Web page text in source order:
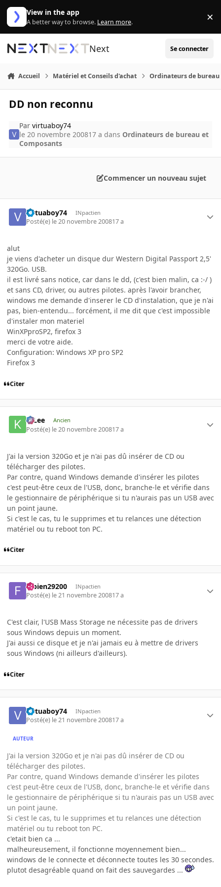
Aller au contenu
View in the app
A better way to browse. Learn more. ×
Next Se connecter
Accueil Matériel et Conseils d'achat Ordinateurs de bureau
DD non reconnu
Parvirtuaboy74
le 20 novembre 200817 a dans Ordinateurs de bureau et
Composants
Commencer un nouveau sujet
virtuaboy74 INpactien
Posté(e) le 20 novembre 200817 a
alut
je viens d'acheter un disque dur Western Digital Passport 2,5'
320Go. USB.
il est livré sans notice, car dans le dd, (c'est bien malin, ca :-/ )
et sans CD, driver, ou autres pilotes. après l'avoir brancher,
windows me demande d'inserer le CD d'instalation, que je n'ai
pas, bien-entendu... forcément, il me dit que c'est impossible
d'instaler mon materiel
WinXPproSP2, firefox 3
merci de votre aide.
Configuration: Windows XP pro SP2
Firefox 3
Citer
K-Lee Ancien
Posté(e) le 20 novembre 200817 a
J'ai la version 320Go et je n'ai pas dû insérer de CD ou
télécharger des pilotes.
Par contre, quand Windows demande d'insérer les pilotes
c'est peut-être ceux de l'USB, donc, branche-le et vérifie dans
le gestionnaire de périphérique si tu n'aurais pas un USB avec
un point jaune.
Si c'est le cas, tu le supprimes et tu relances une détection
matériel ou tu reboot ton PC.
Citer
fabien29200 INpactien
Posté(e) le 21 novembre 200817 a
C'est clair, l'USB Mass Storage ne nécessite pas de drivers
sous Windows depuis un moment.
J'ai aussi ce disque et je n'ai jamais eu à mettre de drivers
sous Windows (ni ailleurs d'ailleurs).
Citer
virtuaboy74 INpactien
Posté(e) le 21 novembre 200817 a
AUTEUR
J'ai la version 320Go et je n'ai pas dû insérer de CD ou
télécharger des pilotes.
Par contre, quand Windows demande d'insérer les pilotes
c'est peut-être ceux de l'USB, donc, branche-le et vérifie dans
le gestionnaire de périphérique si tu n'aurais pas un USB avec
un point jaune.
Si c'est le cas, tu le supprimes et tu relances une détection
matériel ou tu reboot ton PC.
c'etait bien ca ...
malheureusement, il fonctionne moyennement bien...
windows de le connecte et déconnecte toutes les 30 secondes.
plutot desagréable quand on fait des sauvegardes ...